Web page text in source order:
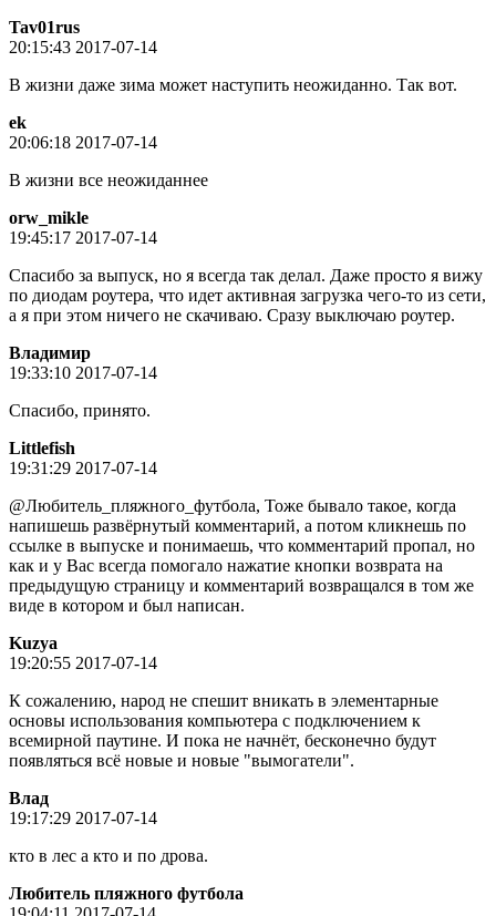
Tav01rus
20:15:43 2017-07-14
В жизни даже зима может наступить неожиданно. Так вот.
ek
20:06:18 2017-07-14
В жизни все неожиданнее
orw_mikle
19:45:17 2017-07-14
Спасибо за выпуск, но я всегда так делал. Даже просто я вижу
по диодам роутера, что идет активная загрузка чего-то из сети,
а я при этом ничего не скачиваю. Сразу выключаю роутер.
Владимир
19:33:10 2017-07-14
Спасибо, принято.
Littlefish
19:31:29 2017-07-14
@Любитель_пляжного_футбола, Тоже бывало такое, когда
напишешь развёрнутый комментарий, а потом кликнешь по
ссылке в выпуске и понимаешь, что комментарий пропал, но
как и у Вас всегда помогало нажатие кнопки возврата на
предыдущую страницу и комментарий возвращался в том же
виде в котором и был написан.
Kuzya
19:20:55 2017-07-14
К сожалению, народ не спешит вникать в элементарные
основы использования компьютера с подключением к
всемирной паутине. И пока не начнёт, бесконечно будут
появляться всё новые и новые "вымогатели".
Влад
19:17:29 2017-07-14
кто в лес а кто и по дрова.
Любитель пляжного футбола